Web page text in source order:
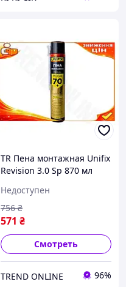
TR Пена монтажная Unifix
Revision 3.0 Sp 870 мл
для изоляции окон и
дверей гермет SpeR-4N
Недоступен
571 ₴
756 ₴
Смотреть
TREND ONLINE 96%